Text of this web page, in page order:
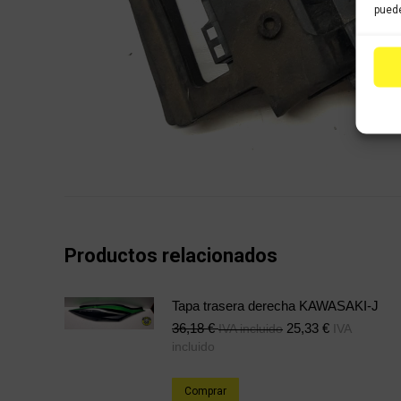
Productos relacionados
Tapa trasera derecha KAWASAKI-J
36,18€ IVA incluido 25,33 € IVA
incluido
Comprar